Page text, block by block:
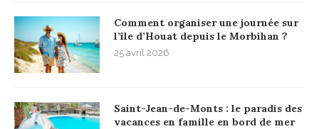
Comment organiser une journée sur
l’île d’Houat depuis le Morbihan ?
25 avril 2026
Saint-Jean-de-Monts : le paradis des
vacances en famille en bord de mer